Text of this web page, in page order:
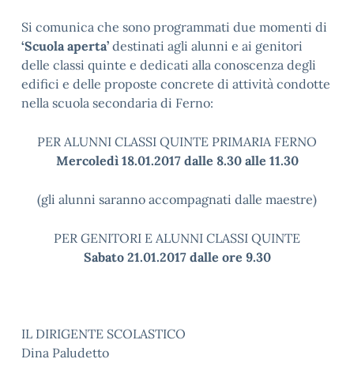
Si comunica che sono programmati due momenti di
‘Scuola aperta’ destinati agli alunni e ai genitori
delle classi quinte e dedicati alla conoscenza degli
edifici e delle proposte concrete di attività condotte
nella scuola secondaria di Ferno:
PER ALUNNI CLASSI QUINTE PRIMARIA FERNO
Mercoledì 18.01.2017 dalle 8.30 alle 11.30
(gli alunni saranno accompagnati dalle maestre)
PER GENITORI E ALUNNI CLASSI QUINTE
Sabato 21.01.2017 dalle ore 9.30
IL DIRIGENTE SCOLASTICO
Dina Paludetto